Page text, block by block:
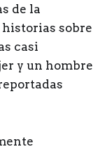
de la
historias sobre
casi
y un hombre